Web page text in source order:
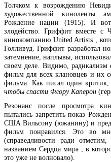
Толчком к возрождению
художественной киноленты
Рождение нации (1915). И
злодейство. Гриффит вместе
кинокомпанию United Artists ,
Голливуд. Гриффит разработал
затемнение, наплывы,
своем деле. Видимо, радикализм
фильм для всех клановцев и их
фильма. Как писал один критик,
чтобы спасти Флору Каперон
Резонанс после просмотра
пытались запретить показ
США Вильсону (южанину) и
фильм понравился. Это во
(справедливости ради
названием Сердца мира , в
это уже не волновало).